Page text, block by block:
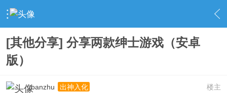
› 社区广场 › 手游交流 › 内容
[其他分享] 分享两款绅士游戏（安卓
版）
楼主
banzhu
出神入化